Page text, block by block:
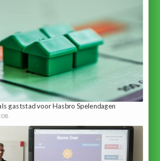
gaststad voor Hasbro Spelendagen